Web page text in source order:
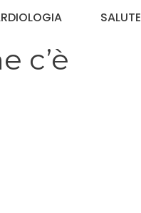
SALUTE
c’è